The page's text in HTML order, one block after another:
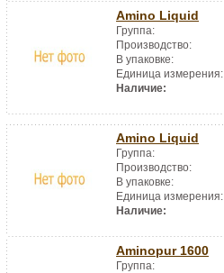
Amino Liquid
Группа:
Производство:
В упаковке:
Единица измерения:
Наличие:
Amino Liquid
Группа:
Производство:
В упаковке:
Единица измерения:
Наличие:
Aminopur 1600
Группа: